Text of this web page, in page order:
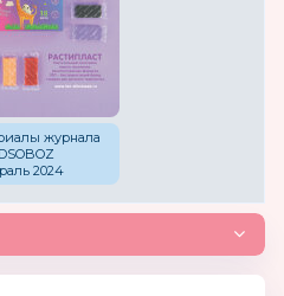
журнала
2024